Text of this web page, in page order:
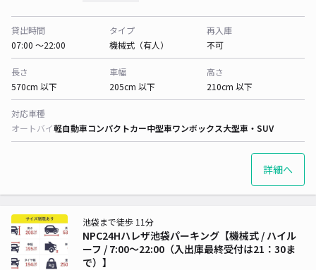
貸出時間
07:00 〜22:00
タイプ
機械式（有人）
再入庫
不可
長さ
570cm 以下
車幅
205cm 以下
高さ
210cm 以下
対応車種
オートバイ軽自動車コンパクトカー中型車ワンボックス大型車・SUV
詳細へ
NPC24Hハレザ池袋パーキング【機械式 / ハイル
ーフ / 7:00～22:00（入出庫最終受付は21：30ま
で）】
池袋まで徒歩 11分